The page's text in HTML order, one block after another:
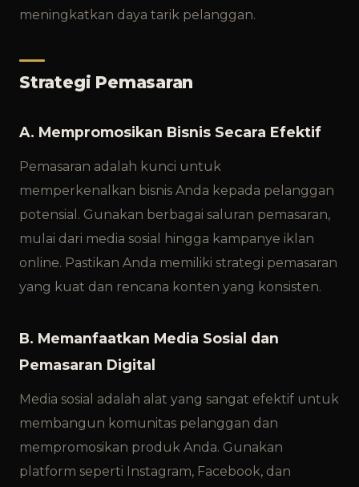
meningkatkan daya tarik pelanggan.
Strategi Pemasaran
A. Mempromosikan Bisnis Secara Efektif
Pemasaran adalah kunci untuk
memperkenalkan bisnis Anda kepada pelanggan
potensial. Gunakan berbagai saluran pemasaran,
mulai dari media sosial hingga kampanye iklan
online. Pastikan Anda memiliki strategi pemasaran
yang kuat dan rencana konten yang konsisten.
B. Memanfaatkan Media Sosial dan
Pemasaran Digital
Media sosial adalah alat yang sangat efektif untuk
membangun komunitas pelanggan dan
mempromosikan produk Anda. Gunakan
platform seperti Instagram, Facebook, dan